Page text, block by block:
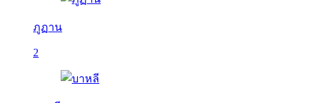
ภูฏาน
2